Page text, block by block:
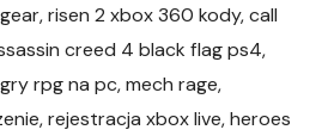
risen 2 xbox 360 kody, call
creed 4 black flag ps4,
rpg na pc, mech rage,
rejestracja xbox live, heroes